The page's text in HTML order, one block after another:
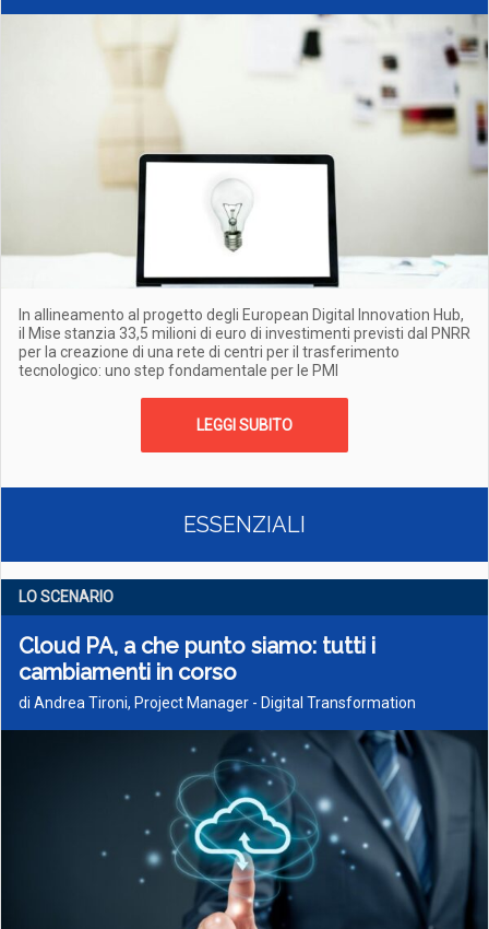
In allineamento al progetto degli European Digital Innovation Hub,
il Mise stanzia 33,5 milioni di euro di investimenti previsti dal PNRR
per la creazione di una rete di centri per il trasferimento
tecnologico: uno step fondamentale per le PMI
LEGGI SUBITO
ESSENZIALI
LO SCENARIO
Cloud PA, a che punto siamo: tutti i
cambiamenti in corso
di Andrea Tironi, Project Manager - Digital Transformation